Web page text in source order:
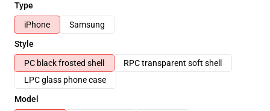
Type
iPhone
Samsung
Style
PC black frosted shell
RPC transparent soft shell
LPC glass phone case
Model